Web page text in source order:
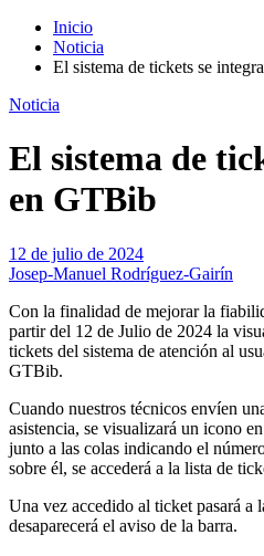
Inicio
Noticia
El sistema de tickets se
Noticia
El sistema de
en GTBib
12 de julio de 2024
Josep-Manuel Rodríguez-Gairín
Con la finalidad de mejorar la
partir del 12 de Julio de 2024 la
tickets del sistema de atención al
GTBib.
Cuando nuestros técnicos envíen
asistencia, se visualizará un icono
junto a las colas indicando el
sobre él, se accederá a la lista de
Una vez accedido al ticket pasará a
desaparecerá el aviso de la barra.